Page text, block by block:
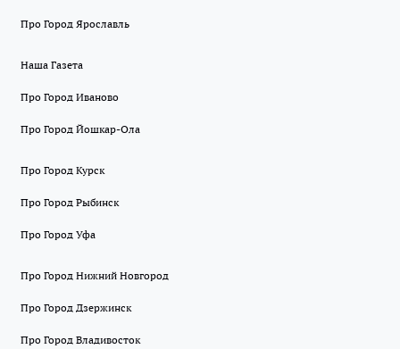
Про Город Ярославль
Наша Газета
Про Город Иваново
Про Город Йошкар-Ола
Про Город Курск
Про Город Рыбинск
Про Город Уфа
Про Город Нижний Новгород
Про Город Дзержинск
Про Город Владивосток